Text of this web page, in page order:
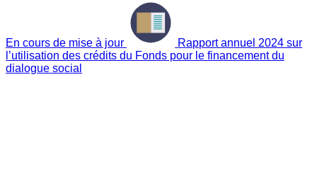
En cours de mise à jour
Rapport annuel 2024 sur
l’utilisation des crédits du Fonds pour le financement du
dialogue social